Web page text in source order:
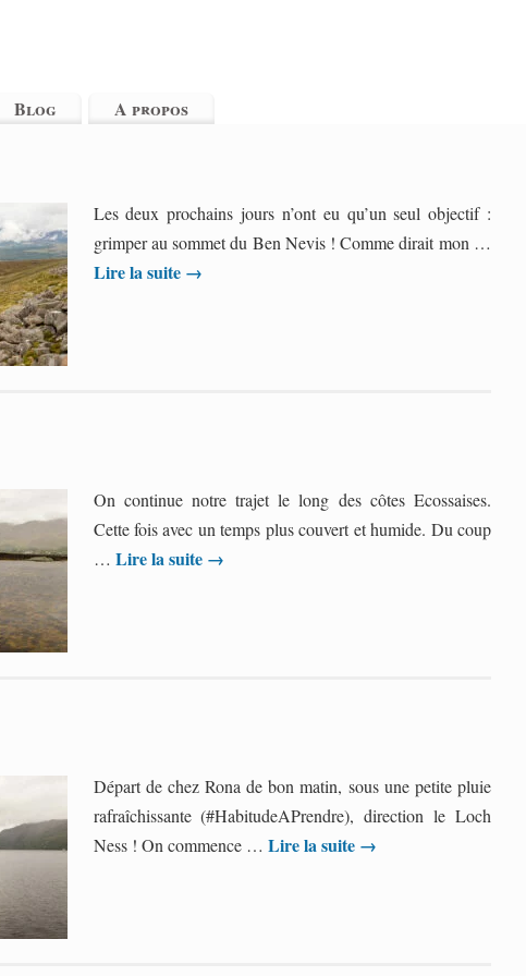
Blog A propos
Les deux prochains jours n’ont eu qu’un seul objectif :
grimper au sommet du Ben Nevis ! Comme dirait mon …
Lire la suite →
On continue notre trajet le long des côtes Ecossaises.
Cette fois avec un temps plus couvert et humide. Du coup
… Lire la suite →
Départ de chez Rona de bon matin, sous une petite pluie
rafraîchissante (#HabitudeAPrendre), direction le Loch
Ness ! On commence … Lire la suite →